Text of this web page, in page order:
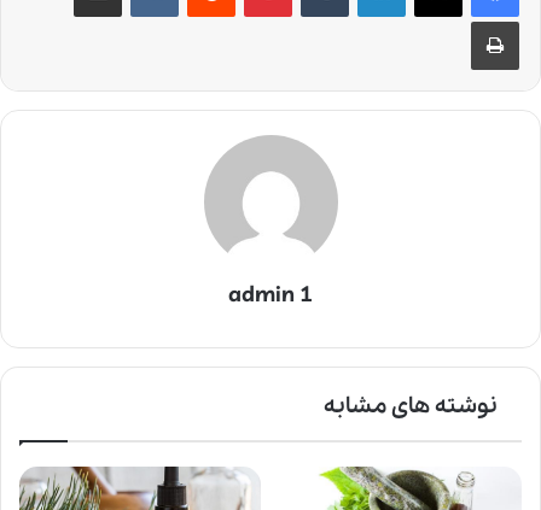
چاپ
admin 1
نوشته های مشابه